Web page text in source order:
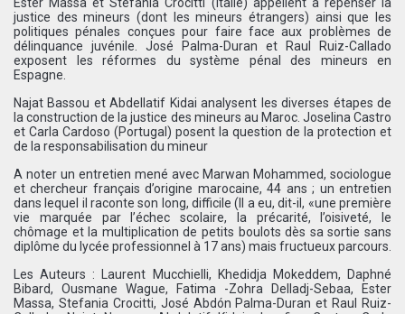
justice des mineurs (dont les mineurs étrangers) ainsi que les
politiques pénales conçues pour faire face aux problèmes de
délinquance juvénile. José Palma-Duran et Raul Ruiz-Callado
exposent les réformes du système pénal des mineurs en
Espagne.
Najat Bassou et Abdellatif Kidai analysent les diverses étapes de
la construction de la justice des mineurs au Maroc. Joselina Castro
et Carla Cardoso (Portugal) posent la question de la protection et
de la responsabilisation du mineur
A noter un entretien mené avec Marwan Mohammed, sociologue
et chercheur français d’origine marocaine, 44 ans ; un entretien
dans lequel il raconte son long, difficile (Il a eu, dit-il, «une première
vie marquée par l’échec scolaire, la précarité, l’oisiveté, le
chômage et la multiplication de petits boulots dès sa sortie sans
diplôme du lycée professionnel à 17 ans) mais fructueux parcours.
Les Auteurs : Laurent Mucchielli, Khedidja Mokeddem, Daphné
Bibard, Ousmane Wague, Fatima -Zohra Delladj-Sebaa, Ester
Massa, Stefania Crocitti, José Abdón Palma-Duran et Raul Ruiz-